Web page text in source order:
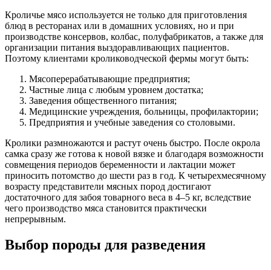
Кроличье мясо используется не только для приготовления
блюд в ресторанах или в домашних условиях, но и при
производстве консервов, колбас, полуфабрикатов, а также для
организации питания выздоравливающих пациентов.
Поэтому клиентами кролиководческой фермы могут быть:
Мясоперерабатывающие предприятия;
Частные лица с любым уровнем достатка;
Заведения общественного питания;
Медицинские учреждения, больницы, профилактории;
Предприятия и учебные заведения со столовыми.
Кролики размножаются и растут очень быстро. После окрола
самка сразу же готова к новой вязке и благодаря возможности
совмещения периодов беременности и лактации может
приносить потомство до шести раз в год. К четырехмесячному
возрасту представители мясных пород достигают
достаточного для забоя товарного веса в 4–5 кг, вследствие
чего производство мяса становится практически
непрерывным.
Выбор породы для разведения